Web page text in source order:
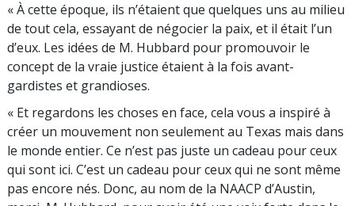
« À cette époque, ils n’étaient que quelques uns au milieu
de tout cela, essayant de négocier la paix, et il était l’un
d’eux. Les idées de M. Hubbard pour promouvoir le
concept de la vraie justice étaient à la fois avant-
gardistes et grandioses.
« Et regardons les choses en face, cela vous a inspiré à
créer un mouvement non seulement au Texas mais dans
le monde entier. Ce n’est pas juste un cadeau pour ceux
qui sont ici. C’est un cadeau pour ceux qui ne sont même
pas encore nés. Donc, au nom de la NAACP d’Austin,